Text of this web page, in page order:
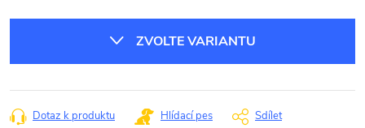
ZVOLTE VARIANTU
Dotaz k produktu Hlídací pes Sdílet